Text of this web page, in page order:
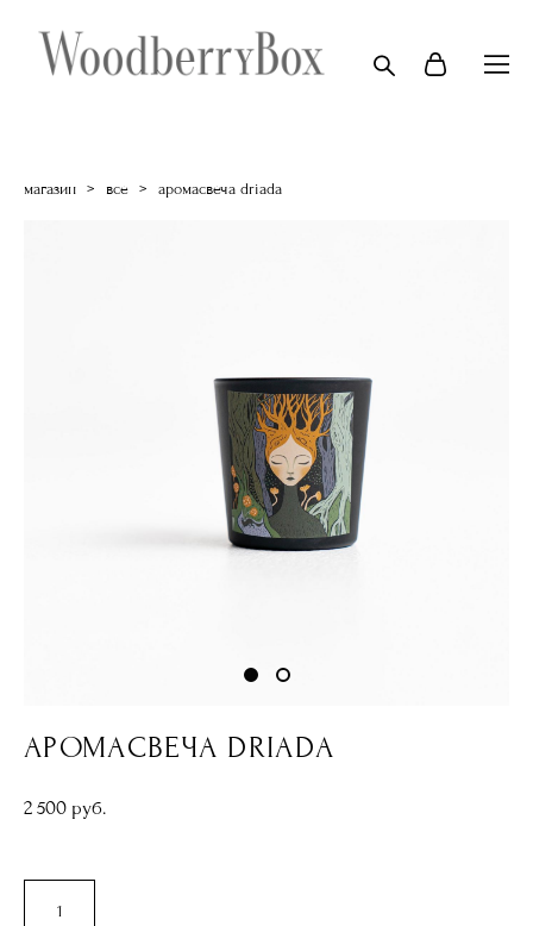
магазин > все > аромасвеча driada
АРОМАСВЕЧА DRIADA
2 500 pуб.